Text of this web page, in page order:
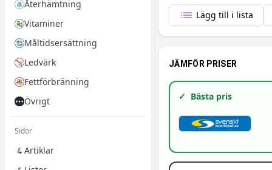
Återhämtning
Vitaminer
Måltidsersättning
Ledvärk
Fettförbränning
Övrigt
Sidor
Artiklar
Lägg till i lista
JÄMFÖR PRISER
✓ Bästa pris